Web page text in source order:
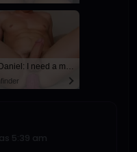
Daniel: I need a man for a spicy night...
5:39 am